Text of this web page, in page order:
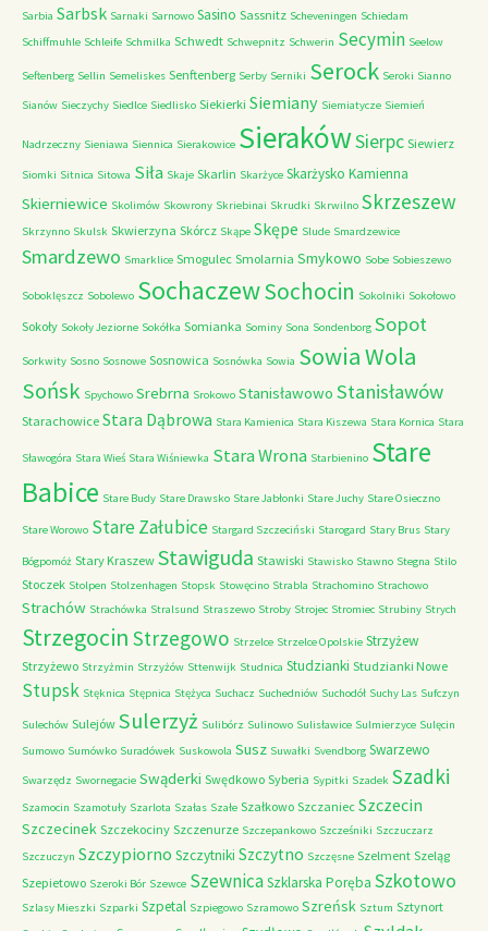
Sarbia Sarbsk Sarnaki Sarnowo Sasino Sassnitz Scheveningen Schiedam
Schiffmuhle Schleife Schmilka Schwedt Schwepnitz Schwerin Secymin Seelow
Seftenberg Sellin Semeliskes Senftenberg Serby Serniki Serock Seroki Sianno
Sianów Sieczychy Siedlce Siedlisko Siekierki Siemiany Siemiatycze Siemień
Nadrzeczny Sieniawa Siennica Sierakowice SierakówSierpc Siewierz
Siomki Sitnica Sitowa Siła Skaje Skarlin Skarżyce Skarżysko Kamienna
Skierniewice Skolimów Skowrony Skriebinai Skrudki Skrwilno Skrzeszew
Skrzynno Skulsk Skwierzyna Skórcz Skąpe Skępe Slude Smardzewice
Smardzewo Smarklice Smogulec Smolarnia Smykowo Sobe Sobieszewo
Soboklęszcz Sobolewo SochaczewSochocin Sokolniki Sokołowo
Sokoły Sokoły Jeziorne Sokółka Somianka Sominy Sona Sondenborg Sopot
Sorkwity Sosno Sosnowe Sosnowica Sosnówka Sowia Sowia Wola
Sońsk Spychowo Srebrna Srokowo Stanisławowo Stanisławów
Starachowice Stara Dąbrowa Stara Kamienica Stara Kiszewa Stara Kornica Stara
Sławogóra Stara Wieś Stara Wiśniewka Stara Wrona Starbienino Stare
Babice Stare Budy Stare Drawsko Stare Jabłonki Stare Juchy Stare Osieczno
Stare Worowo Stare Załubice Stargard Szczeciński Starogard Stary Brus Stary
Bógpomóż Stary Kraszew Stawiguda Stawiski Stawisko Stawno Stegna Stilo
Stoczek Stolpen Stolzenhagen Stopsk Stowęcino Strabla Strachomino Strachowo
Strachów Strachówka Stralsund Straszewo Stroby Strojec Stromiec Strubiny Strych
Strzegocin Strzegowo Strzelce Strzelce Opolskie Strzyżew
Strzyżewo Strzyżmin Strzyżów Sttenwijk Studnica Studzianki Studzianki Nowe
Stupsk Stęknica Stępnica Stężyca Suchacz Suchedniów Suchodół Suchy Las Sufczyn
Sulechów Sulejów Sulerzyż Sulibórz Sulinowo Sulisławice Sulmierzyce Sulęcin
Sumowo Sumówko Suradówek Suskowola Susz Suwałki Svendborg Swarzewo
Swarzędz Swornegacie Swąderki Swędkowo Syberia Sypitki Szadek Szadki
Szamocin Szamotuły Szarlota Szałas Szałe Szałkowo Szczaniec Szczecin
Szczecinek Szczekociny Szczenurze Szczepankowo Szcześniki Szczuczarz
Szczuczyn Szczypiorno Szczytniki Szczytno Szczęsne Szelment Szeląg
Szepietowo Szeroki Bór Szewce SzewnicaSzklarska Poręba Szkotowo
Szlasy Mieszki Szparki Szpetal Szpiegowo Szramowo Szreńsk Sztum Sztynort